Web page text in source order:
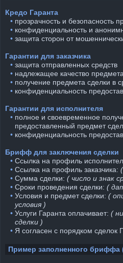
Кредо Гаранта
⠀• прозрачность и безопасность
⠀• конфиденциальность и
⠀• защита сторон от
Гарантии для заказчика
⠀• защита отправленных средств
⠀• надлежащее качество
⠀• получение предмета сделки в
⠀• конфиденциальность
Гарантии для исполнителя
⠀• полное и своевременное
предоставленный предмет
⠀• конфиденциальность
Брифф для заключения сделки
⠀• Ссылка на профиль
⠀• Ссылка на профиль заказчика:
⠀• Сумма сделки: ( число и знак
⠀• Сроки проведения сделки: (
⠀• Условия и предмет сделки: (
условия )
⠀• Услуги Гаранта оплачивает: (
сделки )
⠀• Я согласен с порядком сделок
Пример заполненного бриффа